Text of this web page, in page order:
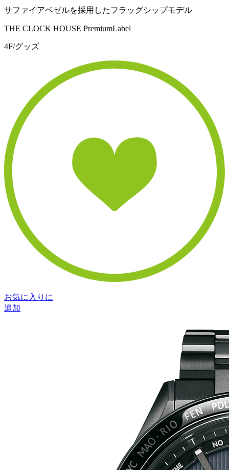
サファイアベゼルを採用したフラッグシップモデル
THE CLOCK HOUSE PremiumLabel
4F/グッズ
お気に入りに
追加